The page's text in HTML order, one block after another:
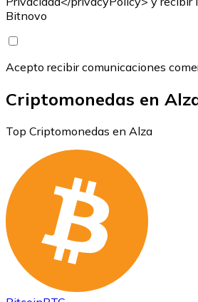
Bitnovo
Acepto recibir comunicaciones
Criptomonedas en
Top Criptomonedas en Alza